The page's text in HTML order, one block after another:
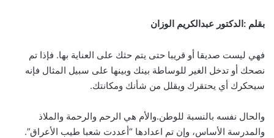
بقلم :الدكتور عبدالكريم الوزان
فهي ليست صديقا أو قريبا حتى يتم حثك على العناية بها. فإذا تم
نصحك أو تدخل الغير للوساطة بينك وبينها على سبيل المثال فإنه
سيحكرك أي يحتقرك ويقلل من شأنك ومكانتك.
والحال نفسه بالنسبة للوطن.والأم هي الرحم والرحمة والملاذ
والمدرسة الأساس، وإن تم اعدادها “أعددت شعبا طيب الأعراق”.